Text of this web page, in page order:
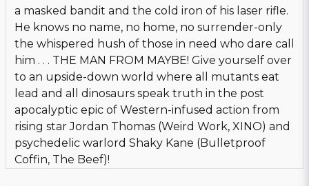
a masked bandit and the cold iron of his laser rifle.
He knows no name, no home, no surrender-only
the whispered hush of those in need who dare call
him . . . THE MAN FROM MAYBE! Give yourself over
to an upside-down world where all mutants eat
lead and all dinosaurs speak truth in the post
apocalyptic epic of Western-infused action from
rising star Jordan Thomas (Weird Work, XINO) and
psychedelic warlord Shaky Kane (Bulletproof
Coffin, The Beef)!